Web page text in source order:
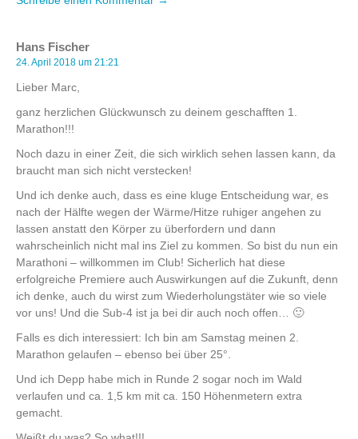
Hans Fischer
24. April 2018 um 21:21
Lieber Marc,
ganz herzlichen Glückwunsch zu deinem geschafften 1.
Marathon!!!
Noch dazu in einer Zeit, die sich wirklich sehen lassen kann, da
braucht man sich nicht verstecken!
Und ich denke auch, dass es eine kluge Entscheidung war, es
nach der Hälfte wegen der Wärme/Hitze ruhiger angehen zu
lassen anstatt den Körper zu überfordern und dann
wahrscheinlich nicht mal ins Ziel zu kommen. So bist du nun ein
Marathoni – willkommen im Club! Sicherlich hat diese
erfolgreiche Premiere auch Auswirkungen auf die Zukunft, denn
ich denke, auch du wirst zum Wiederholungstäter wie so viele
vor uns! Und die Sub-4 ist ja bei dir auch noch offen… 🙂
Falls es dich interessiert: Ich bin am Samstag meinen 2.
Marathon gelaufen – ebenso bei über 25°.
Und ich Depp habe mich in Runde 2 sogar noch im Wald
verlaufen und ca. 1,5 km mit ca. 150 Höhenmetern extra
gemacht.